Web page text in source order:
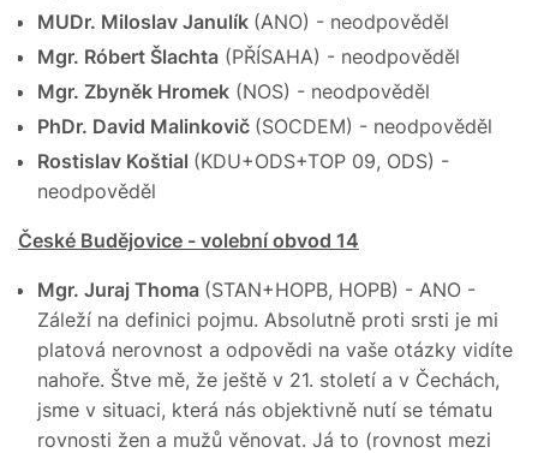
MUDr. Miloslav Janulík (ANO) - neodpověděl
Mgr. Róbert Šlachta (PŘÍSAHA) - neodpověděl
Mgr. Zbyněk Hromek (NOS) - neodpověděl
PhDr. David Malinkovič (SOCDEM) - neodpověděl
Rostislav Koštial (KDU+ODS+TOP 09, ODS) -
neodpověděl
České Budějovice - volební obvod 14
Mgr. Juraj Thoma (STAN+HOPB, HOPB) - ANO -
Záleží na definici pojmu. Absolutně proti srsti je mi
platová nerovnost a odpovědi na vaše otázky vidíte
nahoře. Štve mě, že ještě v 21. století a v Čechách,
jsme v situaci, která nás objektivně nutí se tématu
rovnosti žen a mužů věnovat. Já to (rovnost mezi